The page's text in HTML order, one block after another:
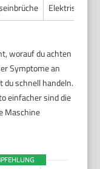
Elektrische
worauf du achten
Symptome an
schnell handeln.
einfacher sind die
Maschine